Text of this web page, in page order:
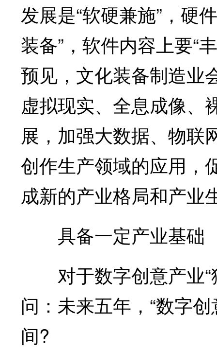
发展是“软硬兼施”，硬
装备”，软件内容上要“
预见，文化装备制造业
虚拟现实、全息成像、
展，加强大数据、物联
创作生产领域的应用，
成新的产业格局和产业
具备一定产业基础
对于数字创意产业“
问：未来五年，“数字
间?